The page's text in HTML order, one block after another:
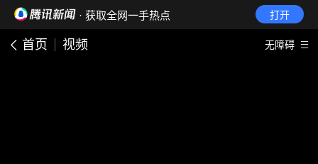
· 获取全网一手热点 打开
首页 视频 无障碍